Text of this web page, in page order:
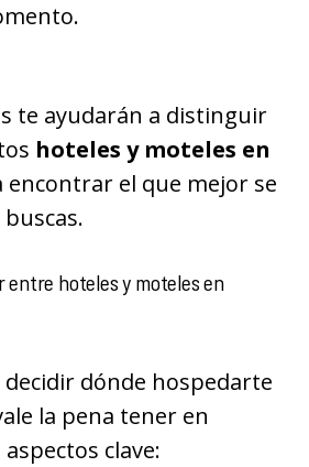
te ayudarán a distinguir
hoteles y moteles en
encontrar el que mejor se
entre hoteles y moteles en
dónde hospedarte
la pena tener en
clave: